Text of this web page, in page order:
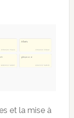
et la mise à